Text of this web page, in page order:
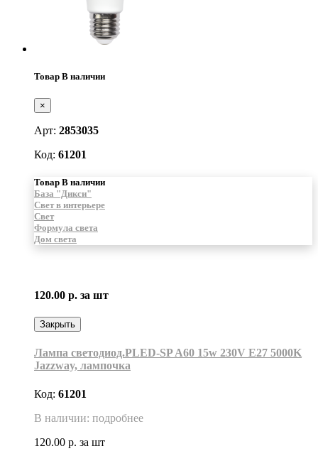
Товар В наличии
×
Арт: 2853035
Код: 61201
Товар В наличии
База "Дикси"
Свет в интерьере
Свет
Формула света
Дом света
120.00 р. за шт
Закрыть
Лампа светодиод.PLED-SP A60 15w 230V E27 5000K
Jazzway, лампочка
Код: 61201
В наличии: подробнее
120.00 р. за шт